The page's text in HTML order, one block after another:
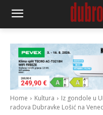
Home Kultura
Iz gondole u
radova Dubravke Lošić na